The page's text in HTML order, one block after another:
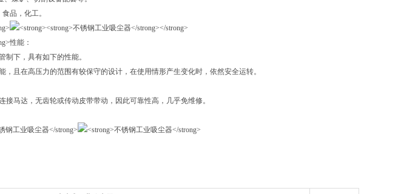
品，化工。
性能：
制下，具有如下的性能。
且在高压力的范围有较保守的设计，在使用情形产生变化时，依然安全运转。
马达，无齿轮或传动皮带带动，因此可靠性高，几乎免维修。